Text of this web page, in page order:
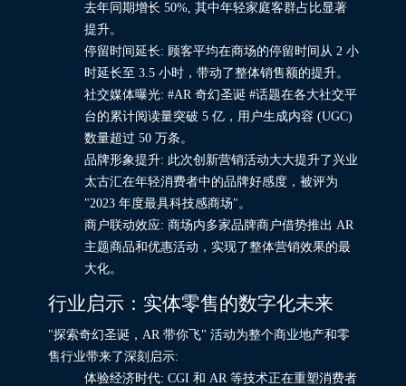
去年同期增长 50%, 其中年轻家庭客群占比显著
提升。
停留时间延长: 顾客平均在商场的停留时间从 2 小
时延长至 3.5 小时，带动了整体销售额的提升。
社交媒体曝光: #AR 奇幻圣诞 #话题在各大社交平
台的累计阅读量突破 5 亿，用户生成内容 (UGC)
数量超过 50 万条。
品牌形象提升: 此次创新营销活动大大提升了兴业
太古汇在年轻消费者中的品牌好感度，被评为
"2023 年度最具科技感商场"。
商户联动效应: 商场内多家品牌商户借势推出 AR
主题商品和优惠活动，实现了整体营销效果的最
大化。
行业启示：实体零售的数字化未来
"探索奇幻圣诞，AR 带你飞" 活动为整个商业地产和零
售行业带来了深刻启示:
体验经济时代: CGI 和 AR 等技术正在重塑消费者